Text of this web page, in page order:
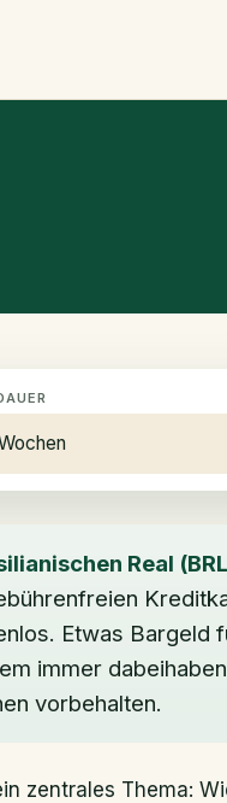
Real
Etwas Bargeld
immer
vorbehalten.
zentrales Thema: